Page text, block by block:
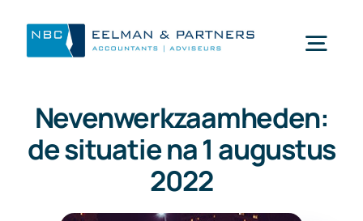
inhoud
Wat doen wij
Wie zijn wij
Nevenwerkzaamheden:
de situatie na 1 augustus
2022